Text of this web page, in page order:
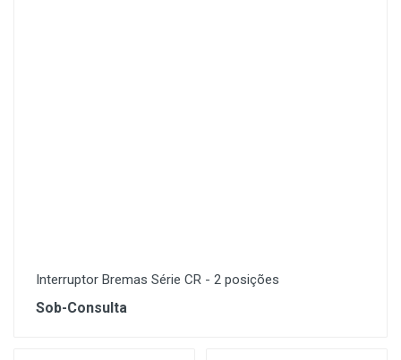
Interruptor Bremas Série CR - 2 posições
Sob-Consulta